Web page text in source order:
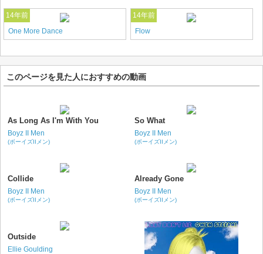
14年前
One More Dance
14年前
Flow
このページを見た人におすすめの動画
As Long As I'm With You
Boyz II Men
(ボーイズIIメン)
So What
Boyz II Men
(ボーイズIIメン)
Collide
Boyz II Men
(ボーイズIIメン)
Already Gone
Boyz II Men
(ボーイズIIメン)
Outside
Ellie Goulding